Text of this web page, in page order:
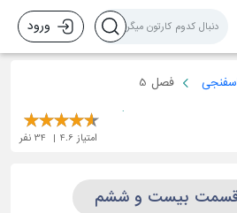
ورود
فصل 5
امتیاز 4.6
34 نفر